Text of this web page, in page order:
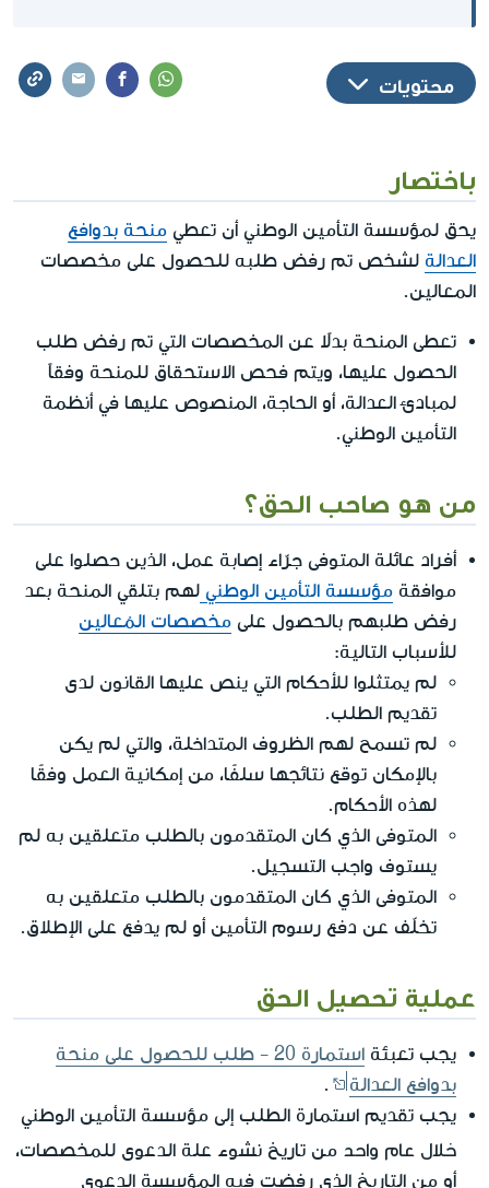
محتويات
باختصار
يحق لمؤسسة التأمين الوطني أن تعطي منحة بدوافع
العدالة لشخص تم رفض طلبه للحصول على مخصصات
المعالين.
تعطى المنحة بدلاً عن المخصصات التي تم رفض طلب
الحصول عليها، ويتم فحص الاستحقاق للمنحة وفقاً
لمبادئ العدالة، أو الحاجة، المنصوص عليها في أنظمة
التأمين الوطني.
من هو صاحب الحق؟
أفراد عائلة المتوفى جرّاء إصابة عمل، الذين حصلوا على
موافقة مؤسسة التأمين الوطني لهم بتلقي المنحة بعد
رفض طلبهم بالحصول على مخصصات المُعالين
للأسباب التالية:
لم يمتثلوا للأحكام التي ينص عليها القانون لدى
تقديم الطلب.
لم تسمح لهم الظروف المتداخلة، والتي لم يكن
بالإمكان توقع نتائجها سلفًا، من إمكانية العمل وفقًا
لهذه الأحكام.
المتوفى الذي كان المتقدمون بالطلب متعلقين به لم
يستوف واجب التسجيل.
المتوفى الذي كان المتقدمون بالطلب متعلقين به
تخلّف عن دفع رسوم التأمين أو لم يدفع على الإطلاق.
عملية تحصيل الحق
يجب تعبئة
استمارة 20 - طلب للحصول على منحة
بدوافع العدالة
.
يجب تقديم استمارة الطلب إلى مؤسسة التأمين الوطني
خلال عام واحد من تاريخ نشوء علة الدعوى للمخصصات،
أو من التاريخ الذي رفضت فيه المؤسسة الدعوى